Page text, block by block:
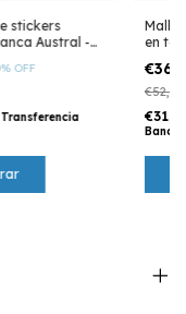
stickers
Austral -
% OFF
Transferencia
Malla
en
€52,36